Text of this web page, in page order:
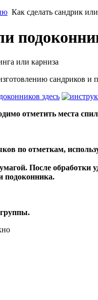
Как сделать сандрик
сандриков
здесь
отметить места
по отметкам,
После обработки
подоконника.